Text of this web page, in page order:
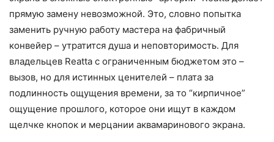
прямую замену невозможной. Это, словно попытка
заменить ручную работу мастера на фабричный
конвейер – утратится душа и неповторимость. Для
владельцев Reatta с ограниченным бюджетом это –
вызов, но для истинных ценителей – плата за
подлинность ощущения времени, за то “кирпичное”
ощущение прошлого, которое они ищут в каждом
щелчке кнопок и мерцании аквамаринового экрана.